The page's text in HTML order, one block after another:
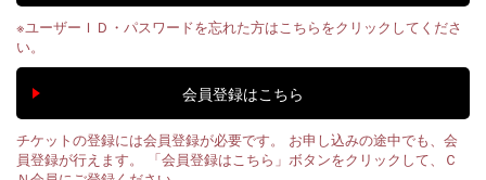
※ユーザーＩＤ・パスワードを忘れた方はこちらをクリックしてくださ
い。
チケットの登録には会員登録が必要です。 お申し込みの途中でも、会
員登録が行えます。 「会員登録はこちら」ボタンをクリックして、Ｃ